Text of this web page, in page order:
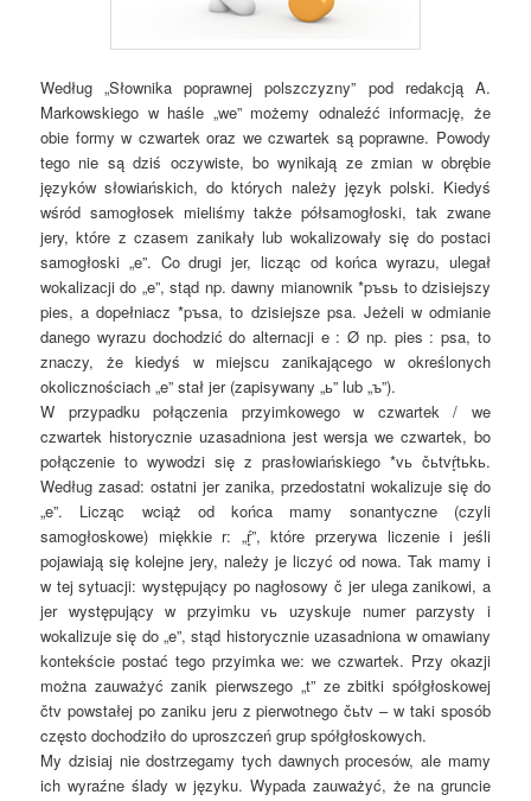
Według „Słownika poprawnej polszczyzny” pod redakcją A.
Markowskiego w haśle „we” możemy odnaleźć informację, że
obie formy w czwartek oraz we czwartek są poprawne. Powody
tego nie są dziś oczywiste, bo wynikają ze zmian w obrębie
języków słowiańskich, do których należy język polski. Kiedyś
wśród samogłosek mieliśmy także półsamogłoski, tak zwane
jery, które z czasem zanikały lub wokalizowały się do postaci
samogłoski „e”. Co drugi jer, licząc od końca wyrazu, ulegał
wokalizacji do „e”, stąd np. dawny mianownik *pъsь to dzisiejszy
pies, a dopełniacz *pъsa, to dzisiejsze psa. Jeżeli w odmianie
danego wyrazu dochodzić do alternacji e : Ø np. pies : psa, to
znaczy, że kiedyś w miejscu zanikającego w określonych
okolicznościach „e” stał jer (zapisywany „ь” lub „ъ”).
W przypadku połączenia przyimkowego w czwartek / we
czwartek historycznie uzasadniona jest wersja we czwartek, bo
połączenie to wywodzi się z prasłowiańskiego *vь čьtvŕ̥tьkь.
Według zasad: ostatni jer zanika, przedostatni wokalizuje się do
„e”. Licząc wciąż od końca mamy sonantyczne (czyli
samogłoskowe) miękkie r: „ŕ̥”, które przerywa liczenie i jeśli
pojawiają się kolejne jery, należy je liczyć od nowa. Tak mamy i
w tej sytuacji: występujący po nagłosowy č jer ulega zanikowi, a
jer występujący w przyimku vь uzyskuje numer parzysty i
wokalizuje się do „e”, stąd historycznie uzasadniona w omawiany
kontekście postać tego przyimka we: we czwartek. Przy okazji
można zauważyć zanik pierwszego „t” ze zbitki spółgłoskowej
čtv powstałej po zaniku jeru z pierwotnego čьtv – w taki sposób
często dochodziło do uproszczeń grup spółgłoskowych.
My dzisiaj nie dostrzegamy tych dawnych procesów, ale mamy
ich wyraźne ślady w języku. Wypada zauważyć, że na gruncie